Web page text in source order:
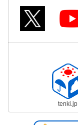
tenki.jp